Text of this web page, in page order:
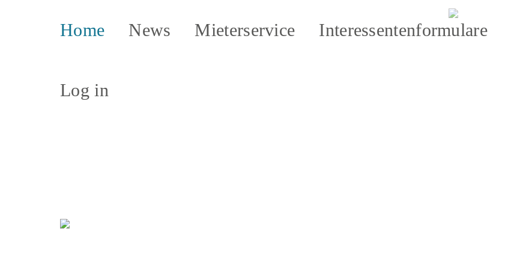
Home News Mieterservice Interessentenformulare
Log in